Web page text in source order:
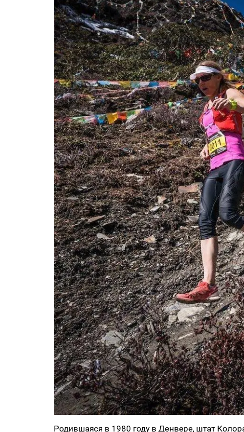
Родившаяся в 1980 году в Денвере, штат